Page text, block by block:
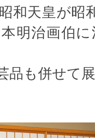
和天皇が昭
明治画伯
品も併せて